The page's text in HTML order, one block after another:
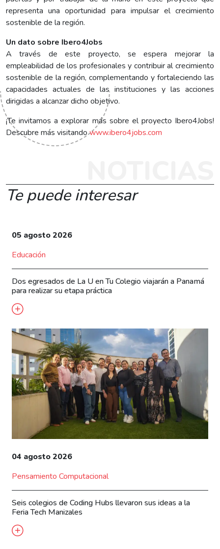
representa una oportunidad para impulsar el crecimiento
sostenible de la región.
Un dato sobre Ibero4Jobs
A través de este proyecto, se espera mejorar la
empleabilidad de los profesionales y contribuir al crecimiento
sostenible de la región, complementando y fortaleciendo las
capacidades actuales de las instituciones y las acciones
dirigidas a alcanzar dicho objetivo.
¡Te invitamos a explorar más sobre el proyecto Ibero4Jobs!
Descubre más visitandowww.ibero4jobs.com
Te puede interesar
05 agosto 2026
Educación
Dos egresados de La U en Tu Colegio viajarán a Panamá
para realizar su etapa práctica
04 agosto 2026
Pensamiento Computacional
Seis colegios de Coding Hubs llevaron sus ideas a la
Feria Tech Manizales